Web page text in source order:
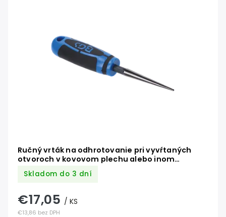
Ručný vrták na odhrotovanie pri vyvŕtaných
otvoroch v kovovom plechu alebo inom
materiáli, 3-12mm
Skladom do 3 dní
€13,86 bez DPH
€17,05 / KS